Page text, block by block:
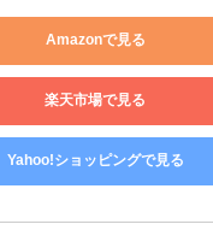
Amazonで見る
楽天市場で見る
Yahoo!ショッピングで見る